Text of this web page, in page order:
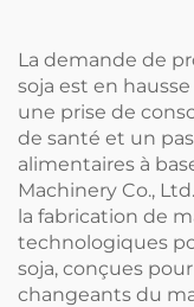
La demande de
soja est en
une prise de
de santé et un
alimentaires à
Machinery Co.,
la fabrication de
technologiques
soja, conçues
changeants du